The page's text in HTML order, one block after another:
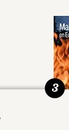
3